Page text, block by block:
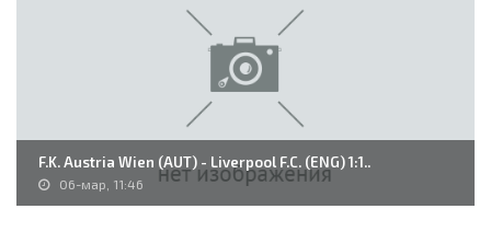
F.K. Austria Wien (AUT) - Liverpool F.C. (ENG) 1:1..
06-мар, 11:46